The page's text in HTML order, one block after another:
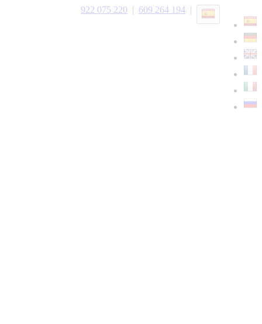
609 264 194 |
922 075 220 |